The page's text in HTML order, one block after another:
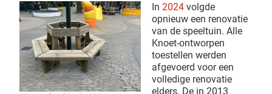
In 2024 volgde
opnieuw een renovatie
van de speeltuin. Alle
Knoet-ontworpen
toestellen werden
afgevoerd voor een
volledige renovatie
elders. De in 2013